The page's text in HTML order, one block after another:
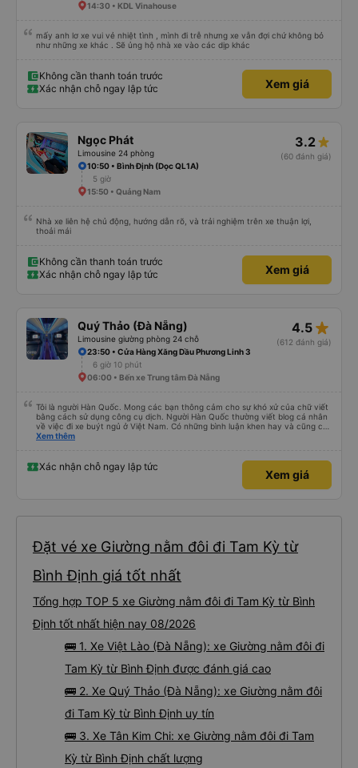
14:30 • KDL Vinahouse
mấy anh lơ xe vui vẻ nhiệt tình , mình đi trễ nhưng xe vẫn đợi chứ không bỏ
như những xe khác . Sẽ ủng hộ nhà xe vào các dịp khác
Không cần thanh toán trước
Xác nhận chỗ ngay lập tức
Xem giá
Ngọc Phát
Limousine 24 phòng
3.2
(60 đánh giá)
10:50 • Bình Định (Dọc QL1A)
5 giờ
15:50 • Quảng Nam
Nhà xe liên hệ chủ động, hướng dẫn rõ, và trải nghiệm trên xe thuận lợi,
thoải mái
Không cần thanh toán trước
Xác nhận chỗ ngay lập tức
Xem giá
Quý Thảo (Đà Nẵng)
Limousine giường phòng 24 chỗ
4.5 star_rate
(612 đánh giá)
23:50 • Cửa Hàng Xăng Dầu Phương Linh 3
6 giờ 10 phút
06:00 • Bến xe Trung tâm Đà Nẵng
Tôi là người Hàn Quốc. Mong các bạn thông cảm cho sự khó xử của chữ viết
bằng cách sử dụng công cụ dịch. Người Hàn Quốc thường viết blog cá nhân
về việc đi xe buýt ngủ ở Việt Nam. Có những bình luận khen hay và cũng có
những bình luận khen vất vả nên tôi đã rất lo lắng. Đó là một sự lo lắng vô
를 보시게 되는 한국분들께 정보를 드리자면 저는 다낭에서 꾸이년가는 버스를 탔습
니다. 같은 회사라도 버스마다 퀄리티가 다른지는 모르겠는데, 제가 탄 버스는 쾌적
하고 좋았어요. 자리 넓찍하고 베개 이불 깨끗합니다. 뭐 경적소리야 베트남에서는
Xem thêm
Xác nhận chỗ ngay lập tức
Xem giá
Đặt vé xe Giường nằm đôi đi Tam Kỳ từ
Bình Định giá tốt nhất
Tổng hợp TOP 5 xe Giường nằm đôi đi Tam Kỳ từ Bình
Định tốt nhất hiện nay 08/2026
🚌 1. Xe Việt Lào (Đà Nẵng): xe Giường nằm đôi đi
Tam Kỳ từ Bình Định được đánh giá cao
🚌 2. Xe Quý Thảo (Đà Nẵng): xe Giường nằm đôi
đi Tam Kỳ từ Bình Định uy tín
🚌 3. Xe Tân Kim Chi: xe Giường nằm đôi đi Tam
Kỳ từ Bình Định chất lượng